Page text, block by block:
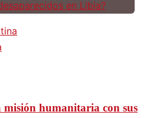
humanitaria con sus